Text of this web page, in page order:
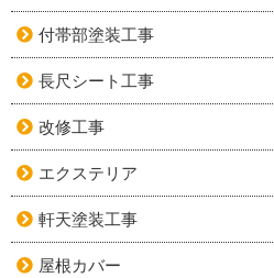
付帯部塗装工事
長尺シート工事
改修工事
エクステリア
軒天塗装工事
屋根カバー